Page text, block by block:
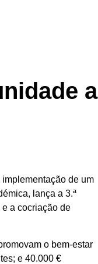
a
de um
lança a 3.ª
a cocriação de
o bem-estar
e40.000 €